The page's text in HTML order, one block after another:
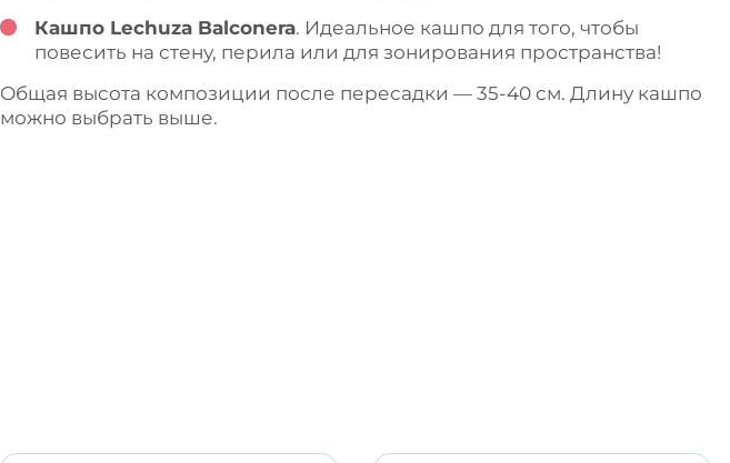
Кашпо Lechuza Balconera. Идеальное кашпо для того, чтобы
повесить на стену, перила или для зонирования пространства!
Общая высота композиции после пересадки — 35-40 см. Длину кашпо
можно выбрать выше.